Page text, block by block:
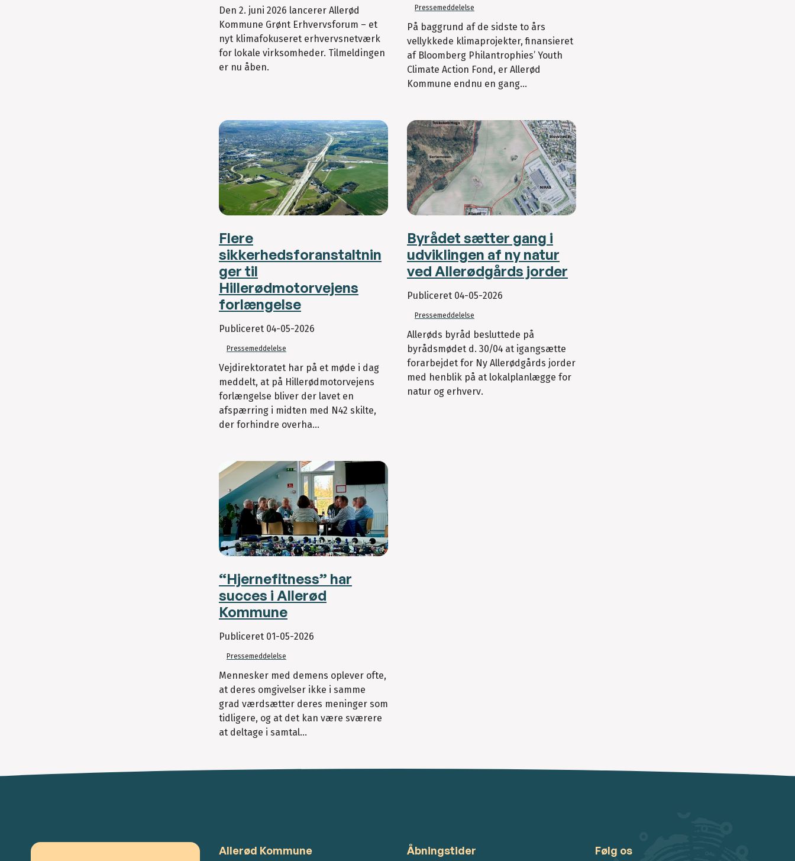
Den 2. juni 2026 lancerer Allerød
Kommune Grønt Erhvervsforum – et
nyt klimafokuseret erhvervsnetværk
for lokale virksomheder. Tilmeldingen
er nu åben.
Pressemeddelelse
På baggrund af de sidste to års
vellykkede klimaprojekter, finansieret
af Bloomberg Philantrophies’ Youth
Climate Action Fond, er Allerød
Kommune endnu en gang...
Flere
sikkerhedsforanstaltnin
ger til
Hillerødmotorvejens
forlængelse
Publiceret 04-05-2026
Pressemeddelelse
Vejdirektoratet har på et møde i dag
meddelt, at på Hillerødmotorvejens
forlængelse bliver der lavet en
afspærring i midten med N42 skilte,
der forhindre overha...
Byrådet sætter gang i
udviklingen af ny natur
ved Allerødgårds jorder
Publiceret 04-05-2026
Pressemeddelelse
Allerøds byråd besluttede på
byrådsmødet d. 30/04 at igangsætte
forarbejdet for Ny Allerødgårds jorder
med henblik på at lokalplanlægge for
natur og erhverv.
“Hjernefitness” har
succes i Allerød
Kommune
Publiceret 01-05-2026
Pressemeddelelse
Mennesker med demens oplever ofte,
at deres omgivelser ikke i samme
grad værdsætter deres meninger som
tidligere, og at det kan være sværere
at deltage i samtal...
Allerød Kommune Åbningstider Følg os